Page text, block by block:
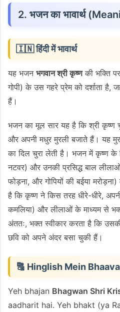
2. भजन का भावार्थ
🇮🇳 हिंदी में भावार्थ
यह भजन भगवान श्री कृष्णकी भक्ति
गोपी) के उस गहरे प्रेम को दर्शाता है,
हैं।
भजन का मूल सार यह है कि श्री
और अपनी मधुर मुरली बजाते हैं। यह
का दिल चुरा लेती है। भजन में कृष्ण के
नटवर) और उनकी प्रसिद्ध बाल
फोड़ना, और गोपियों की बईया
है कि कृष्ण ने किस तरह धीरे-धीरे,
कमलिया) और लीलाओं के माध्यम से
अंततः, भक्त स्वीकार करता है कि
छवि को अपने अंदर बसा चुकी हैं।
🔠 Hinglish Mein
Yeh bhajan Bhagwan Shri
aadharit hai. Yeh bhakt (ya